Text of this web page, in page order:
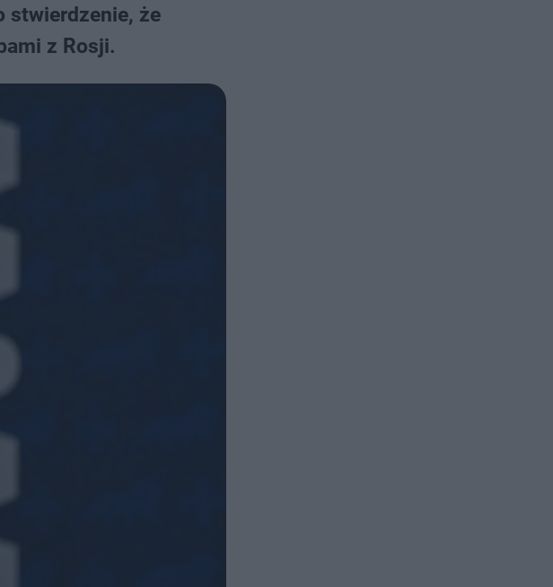
stwierdzenie, że
z Rosji.